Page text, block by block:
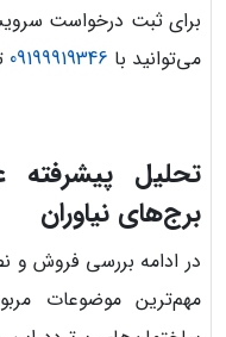
برای ثبت درخواست
می‌توانید با 09199919346
تحلیل
برج‌های نیاوران
در ادامه بررسی فروش و
مهم‌ترین موضوعات